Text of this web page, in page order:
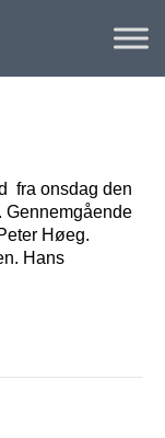
fra onsdag den
Gennemgående
Høeg.
Hans